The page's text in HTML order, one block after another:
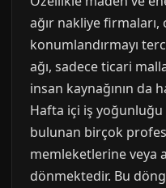
ağır nakliye
konumlandırmayı
ağı, sadece ticari
insan kaynağının da
Hafta içi iş
bulunan birçok
memleketlerine veya
dönmektedir. Bu